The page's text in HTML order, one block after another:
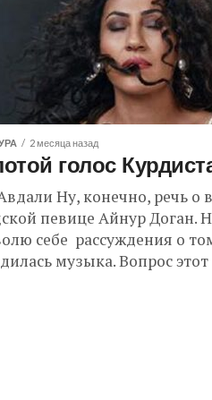
2 месяца назад
голос
Ну, конечно, речь
певице Айнур Доган.
себе рассуждения о
музыка. Вопрос этот